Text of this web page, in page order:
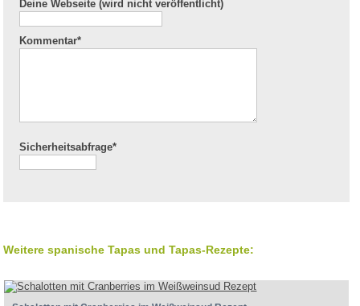
Deine Webseite (wird nicht veröffentlicht)
Kommentar*
Sicherheitsabfrage*
Weitere spanische Tapas und Tapas-Rezepte: